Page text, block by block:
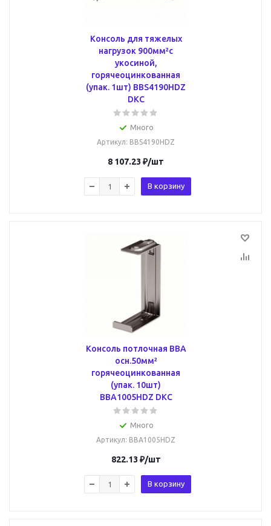
Консоль для тяжелых
нагрузок 900мм²с
укосиной,
горячеоцинкованная
(упак. 1шт) BBS4190HDZ
DKC
Много
Артикул: BBS4190HDZ
8 107.23 ₽/шт
В корзину
Консоль потлочная BBA
осн.50мм²
горячеоцинкованная
(упак. 10шт)
BBA1005HDZ DKC
Много
Артикул: BBA1005HDZ
822.13 ₽/шт
В корзину